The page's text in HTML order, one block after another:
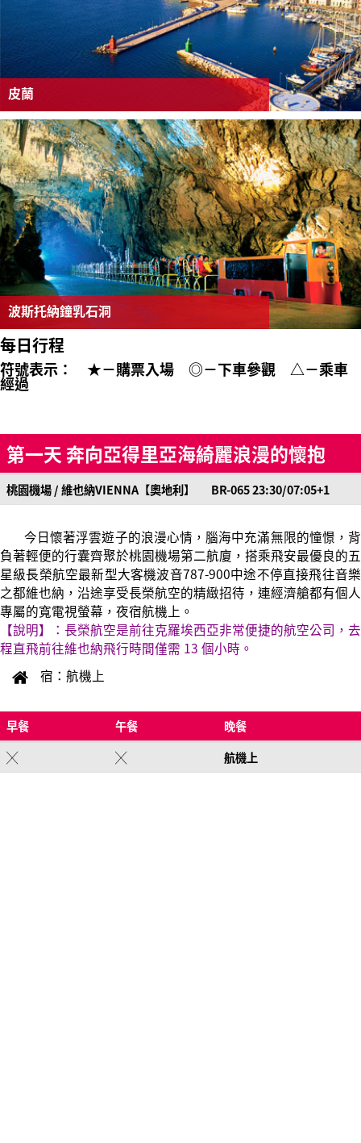
皮蘭
波斯托納鐘乳石洞
每日行程
符號表示： ★－購票入場 ◎－下車參觀 △－乘車
經過
第一天 奔向亞得里亞海綺麗浪漫的懷抱
桃園機場 / 維也納VIENNA【奧地利】 BR-065 23:30/07:05+1
今日懷著浮雲遊子的浪漫心情，腦海中充滿無限的憧憬，背
負著輕便的行囊齊聚於桃園機場第二航廈，搭乘飛安最優良的五
星級長榮航空最新型大客機波音787-900中途不停直接飛往音樂
之都維也納，沿途享受長榮航空的精緻招待，連經濟艙都有個人
專屬的寬電視螢幕，夜宿航機上。
【說明】：長榮航空是前往克羅埃西亞非常便捷的航空公司，去
程直飛前往維也納飛行時間僅需 13 個小時。
宿：航機上
早餐 午餐
晚餐
╳
╳ 航機上